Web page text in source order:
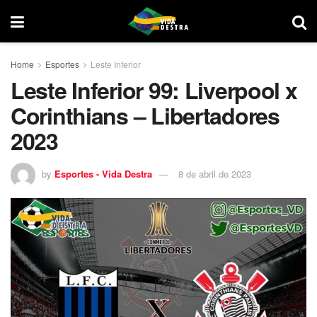
Home Esportes Leste Inferior
Leste Inferior 99: Liverpool x
Corinthians – Libertadores
2023
by Esportes - Vida Destra 8 de abril de 2023